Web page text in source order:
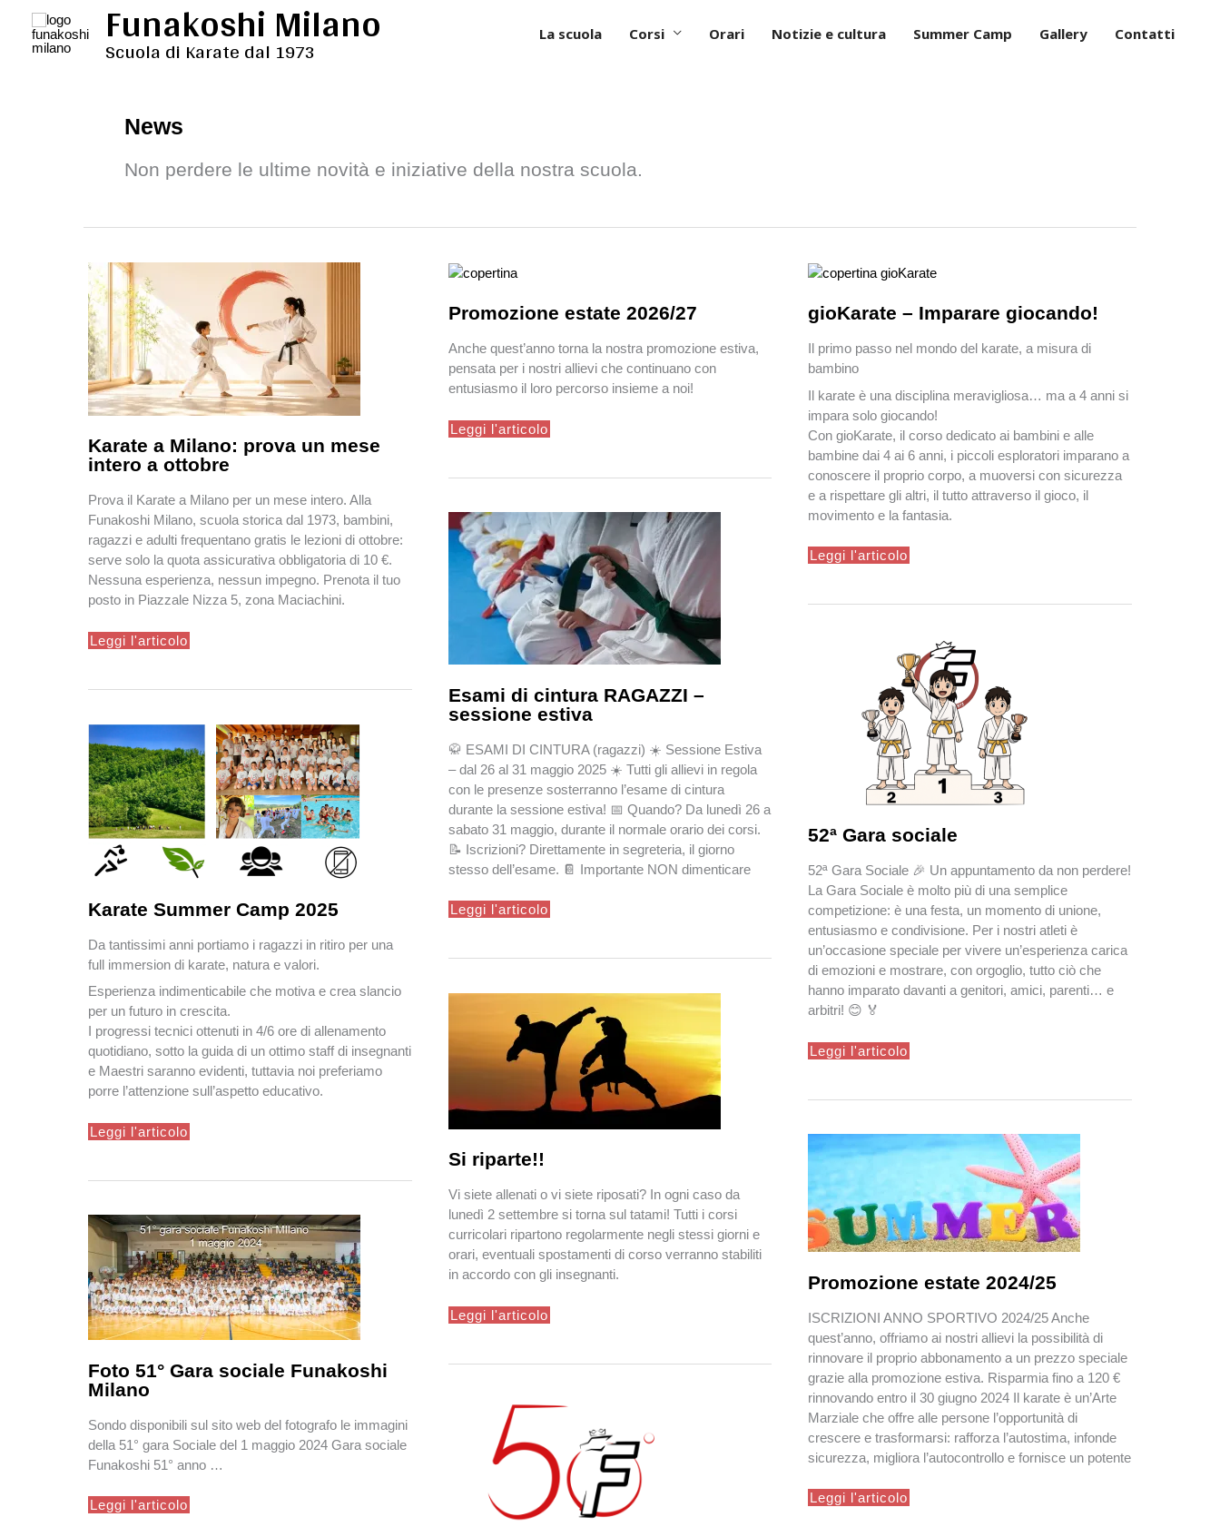
contenuto
Funakoshi Milano
Scuola di Karate dal 1973
La scuola Corsi Orari Notizie e cultura Summer Camp Gallery Contatti
News
Non perdere le ultime novità e iniziative della nostra scuola.
Karate a Milano: prova un mese
intero a ottobre
Prova il Karate a Milano per un mese intero. Alla
Funakoshi Milano, scuola storica dal 1973, bambini,
ragazzi e adulti frequentano gratis le lezioni di ottobre:
serve solo la quota assicurativa obbligatoria di 10 €.
Nessuna esperienza, nessun impegno. Prenota il tuo
posto in Piazzale Nizza 5, zona Maciachini.
Karate
a
un
intero
a
ottobre
Leggi l'articolo
Promozione estate 2026/27
Anche quest’anno torna la nostra promozione estiva,
pensata per i nostri allievi che continuano con
entusiasmo il loro percorso insieme a noi!
Promozione
estate
Leggi l'articolo
gioKarate – Imparare giocando!
Il primo passo nel mondo del karate, a misura di
bambino
Il karate è una disciplina meravigliosa… ma a 4 anni si
impara solo giocando!
Con gioKarate, il corso dedicato ai bambini e alle
bambine dai 4 ai 6 anni, i piccoli esploratori imparano a
conoscere il proprio corpo, a muoversi con sicurezza
e a rispettare gli altri, il tutto attraverso il gioco, il
movimento e la fantasia.
gioKarate
–
Leggi l'articolo
Esami di cintura RAGAZZI –
sessione estiva
🥋 ESAMI DI CINTURA (ragazzi) ☀️ Sessione Estiva
– dal 26 al 31 maggio 2025 ☀️ Tutti gli allievi in regola
con le presenze sosterranno l’esame di cintura
durante la sessione estiva! 📅 Quando? Da lunedì 26 a
sabato 31 maggio, durante il normale orario dei corsi.
📝 Iscrizioni? Direttamente in segreteria, il giorno
stesso dell’esame. 📔 Importante NON dimenticare
Esami
di
–
estiva
Leggi l'articolo
52ª Gara sociale
52ª Gara Sociale 🎉 Un appuntamento da non perdere!
La Gara Sociale è molto più di una semplice
competizione: è una festa, un momento di unione,
entusiasmo e condivisione. Per i nostri atleti è
un’occasione speciale per vivere un’esperienza carica
di emozioni e mostrare, con orgoglio, tutto ciò che
hanno imparato davanti a genitori, amici, parenti… e
arbitri! 😊 🏅
52ª
Gara
Leggi l'articolo
Karate Summer Camp 2025
Da tan­tis­simi anni por­ti­amo i ragazzi in ritiro per una
full immer­sion di karate, natura e val­ori.
Esperienza indimenticabile che motiva e crea slancio
per un futuro in crescita.
I progressi tecnici ottenuti in 4/6 ore di allenamento
quotidiano, sotto la guida di un ottimo staff di insegnanti
e Maestri saranno evidenti, tuttavia noi preferiamo
porre l’attenzione sull’aspetto educativo.
Karate
Summer
Leggi l'articolo
Si riparte!!
Vi siete allenati o vi siete riposati? In ogni caso da
lunedì 2 settembre si torna sul tatami! Tutti i corsi
curricolari ripartono regolarmente negli stessi giorni e
orari, eventuali spostamenti di corso verranno stabiliti
in accordo con gli insegnanti.
Si
riparte!!
Leggi l'articolo
Promozione estate 2024/25
ISCRIZIONI ANNO SPORTIVO 2024/25 Anche
quest’anno, offriamo ai nostri allievi la possibilità di
rinnovare il proprio abbonamento a un prezzo speciale
grazie alla promozione estiva. Risparmia fino a 120 €
rinnovando entro il 30 giugno 2024 Il karate è un’Arte
Marziale che offre alle persone l’opportunità di
crescere e trasformarsi: rafforza l’autostima, infonde
sicurezza, migliora l’autocontrollo e fornisce un potente
Promozione
estate
Leggi l'articolo
Foto 51° Gara sociale Funakoshi
Milano
Sondo disponibili sul sito web del fotografo le immagini
della 51° gara Sociale del 1 maggio 2024 Gara sociale
Funakoshi 51° anno …
Foto
51°
Leggi l'articolo